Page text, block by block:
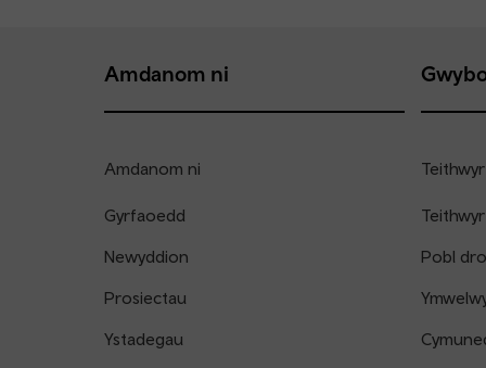
Amdanom ni
Amdanom ni
Gyrfaoedd
Newyddion
Prosiectau
Ystadegau
Teithwyr
Pobl